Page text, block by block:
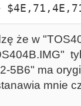
że w
5B6" ma
mnie